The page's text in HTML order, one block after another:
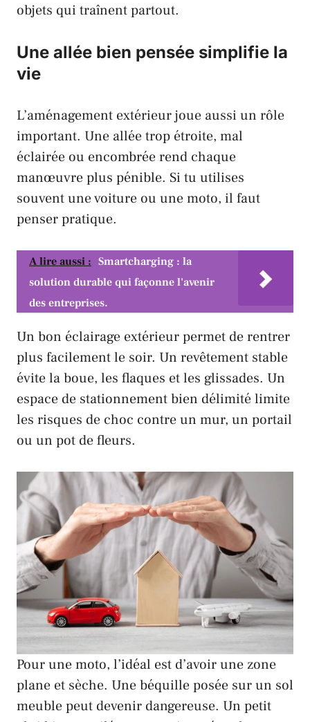
objets qui traînent partout.
Une allée bien pensée simplifie la
vie
L’aménagement extérieur joue aussi un rôle
important. Une allée trop étroite, mal
éclairée ou encombrée rend chaque
manœuvre plus pénible. Si tu utilises
souvent une voiture ou une moto, il faut
penser pratique.
A lire aussi : Smartcharging : la
solution durable qui façonne l'avenir
des entreprises.
Un bon éclairage extérieur permet de rentrer
plus facilement le soir. Un revêtement stable
évite la boue, les flaques et les glissades. Un
espace de stationnement bien délimité limite
les risques de choc contre un mur, un portail
ou un pot de fleurs.
Pour une moto, l’idéal est d’avoir une zone
plane et sèche. Une béquille posée sur un sol
meuble peut devenir dangereuse. Un petit